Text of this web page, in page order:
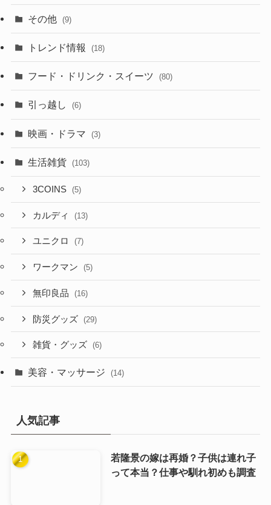
その他 (9)
トレンド情報 (18)
フード・ドリンク・スイーツ (80)
引っ越し (6)
映画・ドラマ (3)
生活雑貨 (103)
3COINS (5)
カルディ (13)
ユニクロ (7)
ワークマン (5)
無印良品 (16)
防災グッズ (29)
雑貨・グッズ (6)
美容・マッサージ (14)
人気記事
若隆景の嫁は再婚？子供は連れ子
って本当？仕事や馴れ初めも調査